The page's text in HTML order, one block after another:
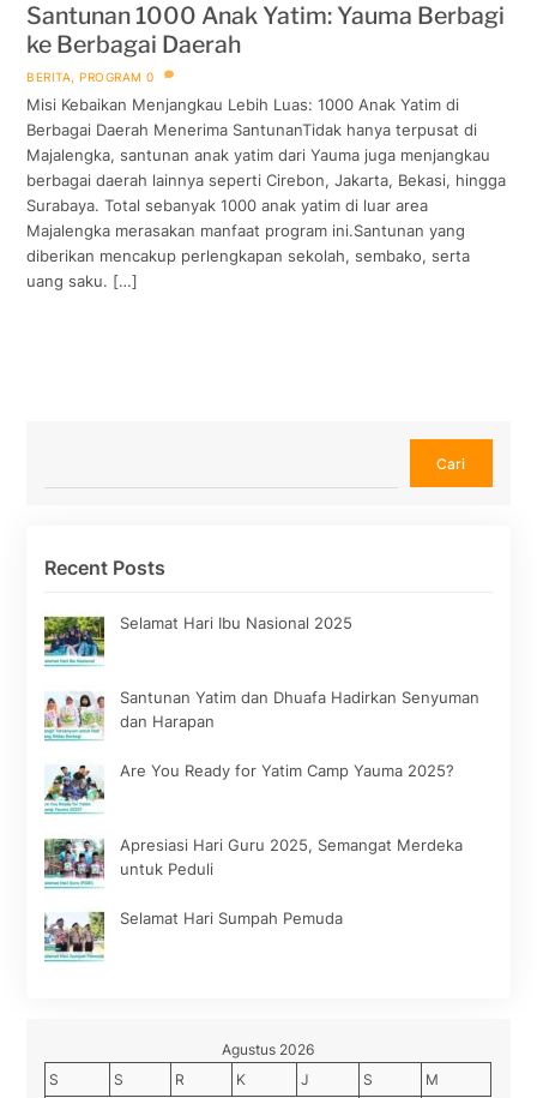
Santunan 1000 Anak Yatim: Yauma Berbagi
ke Berbagai Daerah
BERITA ,PROGRAM 0
Misi Kebaikan Menjangkau Lebih Luas: 1000 Anak Yatim di
Berbagai Daerah Menerima SantunanTidak hanya terpusat di
Majalengka, santunan anak yatim dari Yauma juga menjangkau
berbagai daerah lainnya seperti Cirebon, Jakarta, Bekasi, hingga
Surabaya. Total sebanyak 1000 anak yatim di luar area
Majalengka merasakan manfaat program ini.Santunan yang
diberikan mencakup perlengkapan sekolah, sembako, serta
uang saku. […]
Cari
Recent Posts
Selamat Hari Ibu Nasional 2025
Santunan Yatim dan Dhuafa Hadirkan Senyuman
dan Harapan
Are You Ready for Yatim Camp Yauma 2025?
Apresiasi Hari Guru 2025, Semangat Merdeka
untuk Peduli
Selamat Hari Sumpah Pemuda
Agustus 2026
S
S R K J S
M